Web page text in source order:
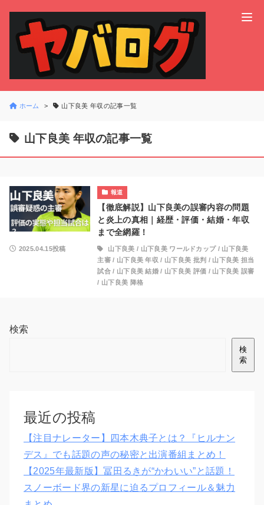
ホーム 山下良美 年収の記事一覧
山下良美 年収の記事一覧
報道
【徹底解説】山下良美の誤審内容の問題
と炎上の真相｜経歴・評価・結婚・年収
まで全網羅！
2025.04.15投稿 山下良美 / 山下良美 ワールドカップ/ 山下良美
主審/ 山下良美 年収 / 山下良美 批判 / 山下良美 担当
試合/ 山下良美 結婚 / 山下良美 評価 / 山下良美 誤審
/ 山下良美 降格
検索
検
索
最近の投稿
【注目ナレーター】四本木典子とは？『ヒルナン
デス』でも話題の声の秘密と出演番組まとめ！
【2025年最新版】冨田るきが“かわいい”と話題！
スノーボード界の新星に迫るプロフィール＆魅力